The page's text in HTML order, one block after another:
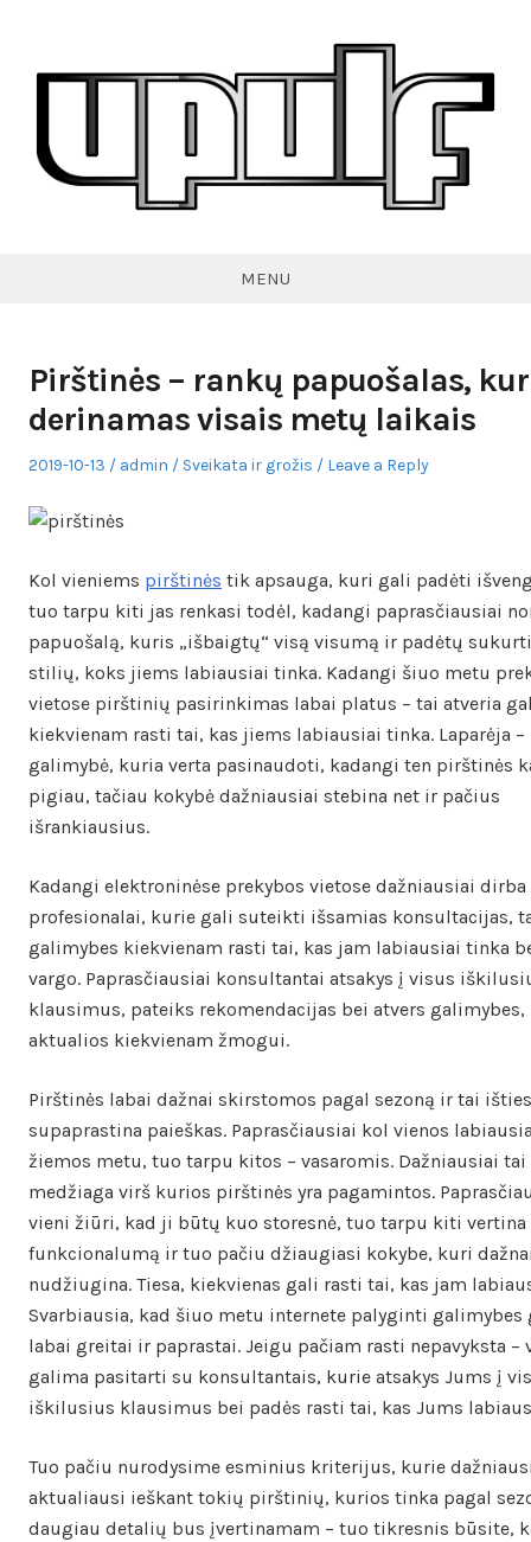
content
MENU
Pirštinės – rankų papuošalas,
derinamas visais metų laikais
Posted
2019-10-13 Author
admin
Posted
Sveikata ir grožis Leave a Reply
Kol vieniems pirštinės tik apsauga, kuri gali padėti
tuo tarpu kiti jas renkasi todėl, kadangi paprasčiausiai
papuošalą, kuris „išbaigtų“ visą visumą ir padėtų
stilių, koks jiems labiausiai tinka. Kadangi šiuo metu
vietose pirštinių pasirinkimas labai platus – tai atveria
kiekvienam rasti tai, kas jiems labiausiai tinka. Laparėja
galimybė, kuria verta pasinaudoti, kadangi ten pirštinės
pigiau, tačiau kokybė dažniausiai stebina net ir pačius
išrankiausius.
Kadangi elektroninėse prekybos vietose dažniausiai dirba
profesionalai, kurie gali suteikti išsamias konsultacijas,
galimybes kiekvienam rasti tai, kas jam labiausiai tinka
vargo. Paprasčiausiai konsultantai atsakys į visus
klausimus, pateiks rekomendacijas bei atvers
aktualios kiekvienam žmogui.
Pirštinės labai dažnai skirstomos pagal sezoną ir tai išties
supaprastina paieškas. Paprasčiausiai kol vienos
žiemos metu, tuo tarpu kitos – vasaromis. Dažniausiai
medžiaga virš kurios pirštinės yra pagamintos.
vieni žiūri, kad ji būtų kuo storesnė, tuo tarpu kiti vertina
funkcionalumą ir tuo pačiu džiaugiasi kokybe, kuri
nudžiugina. Tiesa, kiekvienas gali rasti tai, kas jam
Svarbiausia, kad šiuo metu internete palyginti galimybes
labai greitai ir paprastai. Jeigu pačiam rasti nepavyksta –
galima pasitarti su konsultantais, kurie atsakys Jums į
iškilusius klausimus bei padės rasti tai, kas Jums
Tuo pačiu nurodysime esminius kriterijus, kurie
aktualiausi ieškant tokių pirštinių, kurios tinka pagal
daugiau detalių bus įvertinamam – tuo tikresnis būsite,